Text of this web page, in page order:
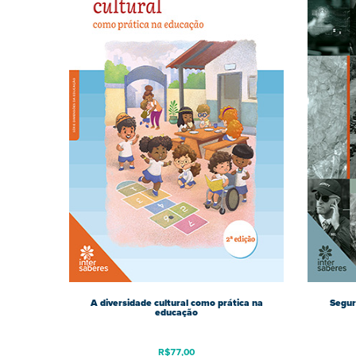
A diversidade cultural como prática na
educação
R$77,00